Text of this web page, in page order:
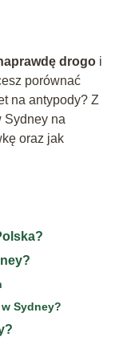
drogoi
porównać
na antypody? Z
Sydney na
oraz jak
Sydney?